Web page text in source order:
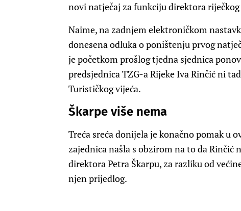
novi natječaj za funkciju direktora riječkog
Naime, na zadnjem elektroničkom
donesena odluka o poništenju prvog
je početkom prošlog tjedna sjednica
predsjednica TZG-a Rijeke Iva Rinčić ni
Turističkog vijeća.
Škarpe više nema
Treća sreća donijela je konačno pomak u
zajednica našla s obzirom na to da Rinčić
direktora Petra Škarpu, za razliku od
njen prijedlog.